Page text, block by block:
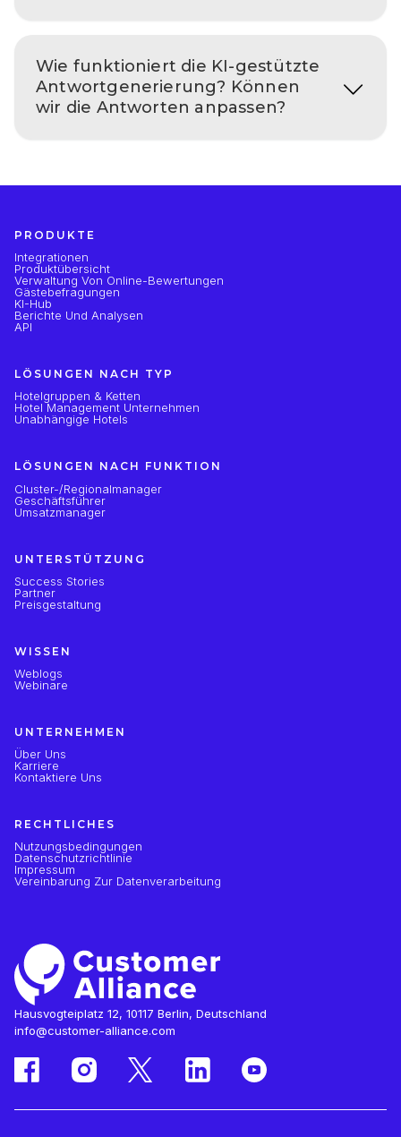
Wie funktioniert die KI-gestützte
Antwortgenerierung? Können
wir die Antworten anpassen?
PRODUKTE
Integrationen
Produktübersicht
Verwaltung Von Online-Bewertungen
Gästebefragungen
KI-Hub
Berichte Und Analysen
API
LÖSUNGEN NACH TYP
Hotelgruppen & Ketten
Hotel Management Unternehmen
Unabhängige Hotels
LÖSUNGEN NACH FUNKTION
Cluster-/Regionalmanager
Geschäftsführer
Umsatzmanager
UNTERSTÜTZUNG
Success Stories
Partner
Preisgestaltung
WISSEN
Weblogs
Webinare
UNTERNEHMEN
Über Uns
Karriere
Kontaktiere Uns
RECHTLICHES
Nutzungsbedingungen
Datenschutzrichtlinie
Impressum
Vereinbarung Zur Datenverarbeitung
Hausvogteiplatz 12, 10117 Berlin, Deutschland
info@customer-alliance.com